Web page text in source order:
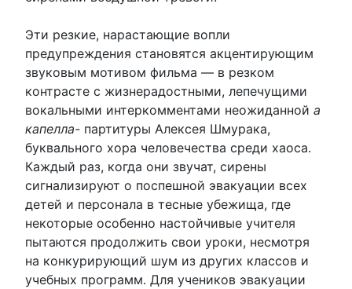
Эти резкие, нарастающие вопли
предупреждения становятся акцентирующим
звуковым мотивом фильма — в резком
контрасте с жизнерадостными, лепечущими
вокальными интеркомментами неожиданной а
капелла- партитуры Алексея Шмурака,
буквального хора человечества среди хаоса.
Каждый раз, когда они звучат, сирены
сигнализируют о поспешной эвакуации всех
детей и персонала в тесные убежища, где
некоторые особенно настойчивые учителя
пытаются продолжить свои уроки, несмотря
на конкурирующий шум из других классов и
учебных программ. Для учеников эвакуации